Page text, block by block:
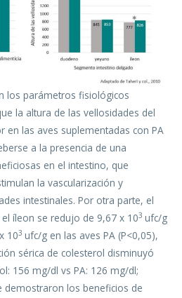
los parámetros fisiológicos
la altura de las vellosidades del
en las aves suplementadas con PA
a la presencia de una
en el intestino, que
la vascularización y
intestinales. Por otra parte, el
íleon se redujo de 9,67 x 103 ufc/g
103 ufc/g en las aves PA (P<0,05),
sérica de colesterol disminuyó
156 mg/dl vs PA: 126 mg/dl;
demostraron los beneficios de